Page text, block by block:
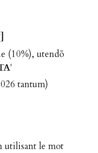
(10%), utendō
'
tantum)
utilisant le mot